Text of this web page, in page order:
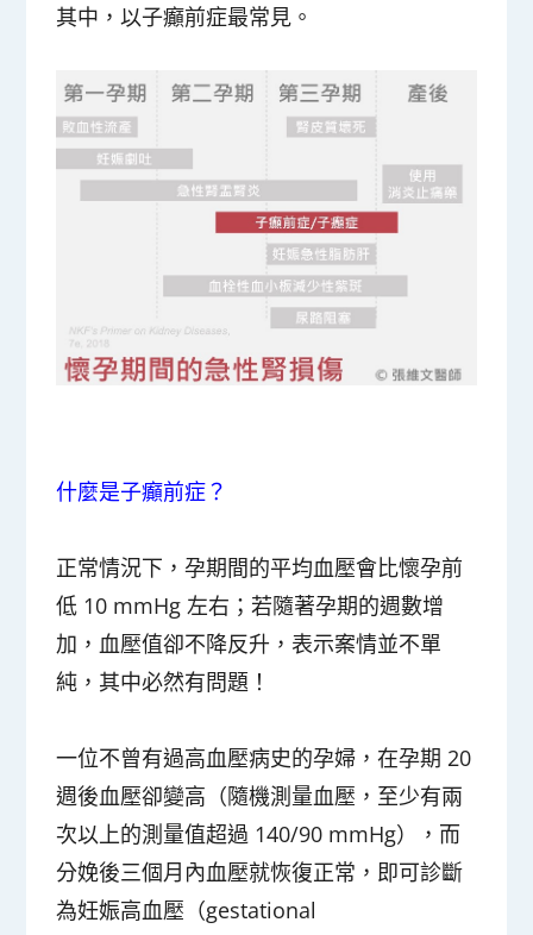
其中，以子癲前症最常見。
什麼是子癲前症？
正常情況下，孕期間的平均血壓會比懷孕前
低 10 mmHg 左右；若隨著孕期的週數增
加，血壓值卻不降反升，表示案情並不單
純，其中必然有問題！
一位不曾有過高血壓病史的孕婦，在孕期 20
週後血壓卻變高（隨機測量血壓，至少有兩
次以上的測量值超過 140/90 mmHg），而
分娩後三個月內血壓就恢復正常，即可診斷
為妊娠高血壓 （gestational